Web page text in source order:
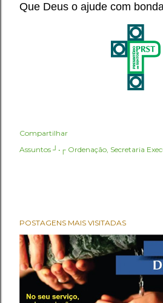
Que Deus o ajude com
Compartilhar
Assuntos ┘•┌ Ordenação Secretaria
POSTAGENS MAIS VISITADAS